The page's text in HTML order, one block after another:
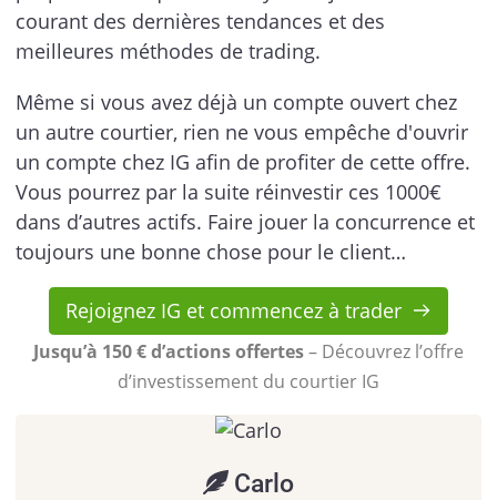
courant des dernières tendances et des
meilleures méthodes de trading.
Même si vous avez déjà un compte ouvert chez
un autre courtier, rien ne vous empêche d'ouvrir
un compte chez IG afin de profiter de cette offre.
Vous pourrez par la suite réinvestir ces 1000€
dans d’autres actifs. Faire jouer la concurrence et
toujours une bonne chose pour le client…
Rejoignez IG et commencez à trader
Jusqu’à 150 € d’actions offertes– Découvrez l’offre
d’investissement du courtier IG
Carlo